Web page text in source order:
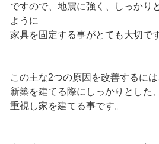
ですので、地震に強く、しっかり
ように
家具を固定する事がとても大切です
この主な2つの原因を改善するには
新築を建てる際にしっかりとした
重視し家を建てる事です。